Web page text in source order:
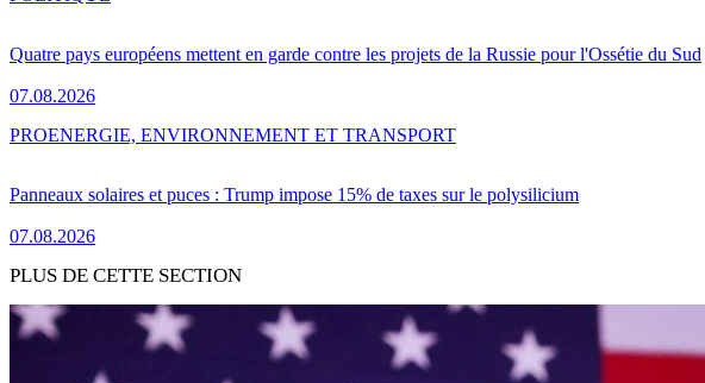
Quatre pays européens mettent en garde contre les projets de la Russie pour l'Ossétie du Sud
07.08.2026
Panneaux solaires et puces : Trump impose 15% de taxes sur le polysilicium
07.08.2026
PROENERGIE, ENVIRONNEMENT ET TRANSPORT
PLUS DE CETTE SECTION